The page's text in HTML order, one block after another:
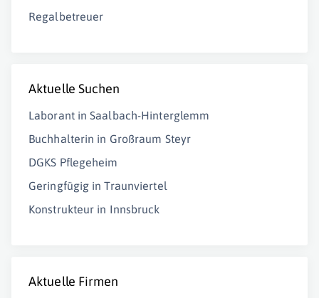
Regalbetreuer
Aktuelle Suchen
Laborant in Saalbach-Hinterglemm
Buchhalterin in Großraum Steyr
DGKS Pflegeheim
Geringfügig in Traunviertel
Konstrukteur in Innsbruck
Aktuelle Firmen